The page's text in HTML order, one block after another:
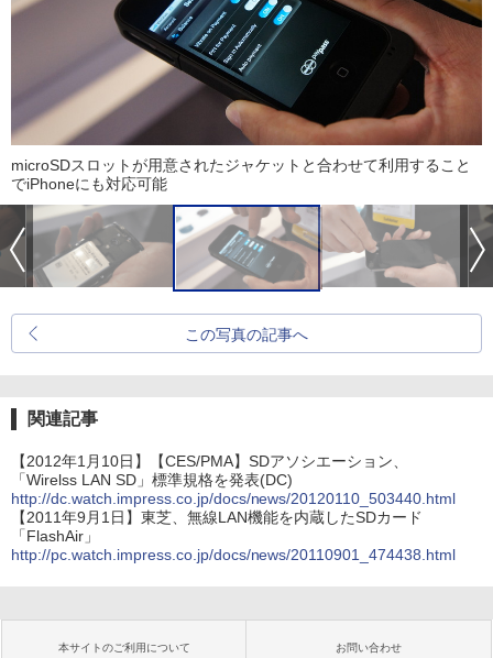
microSDスロットが用意されたジャケットと合わせて利用すること
でiPhoneにも対応可能
この写真の記事へ
関連記事
【2012年1月10日】【CES/PMA】SDアソシエーション、
「Wirelss LAN SD」標準規格を発表(DC)
http://dc.watch.impress.co.jp/docs/news/20120110_503440.html
【2011年9月1日】東芝、無線LAN機能を内蔵したSDカード
「FlashAir」
http://pc.watch.impress.co.jp/docs/news/20110901_474438.html
本サイトのご利用について お問い合わせ